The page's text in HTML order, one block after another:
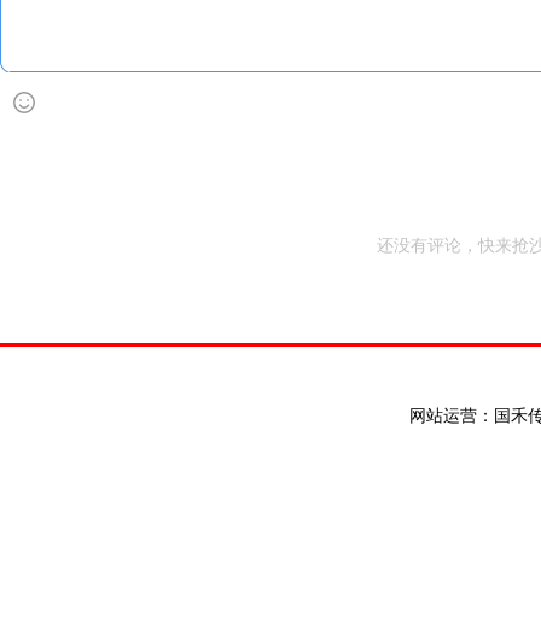
还没有评论，快来抢
网站运营：国禾